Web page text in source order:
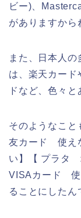
ビー)、
がありますから
また、日本人
は、楽天カード
ドなど、色々と
そのようなこ
友カード 使え
い】【 プラタ
VISAカード 使
ることにしたん